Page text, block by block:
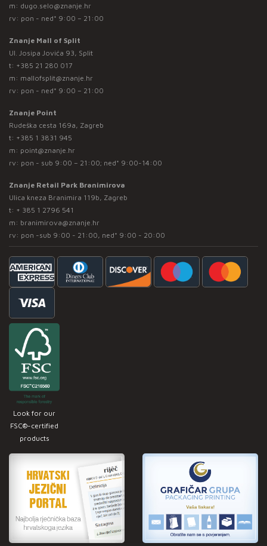
m: dugo.selo@znanje.hr
rv: pon - ned* 9:00 – 21:00
Znanje Mall of Split
Ul. Josipa Jovića 93, Split
t: +385 21 280 017
m: mallofsplit@znanje.hr
rv: pon - ned* 9:00 – 21:00
Znanje Point
Rudeška cesta 169a, Zagreb
t: +385 1 3831 945
m: point@znanje.hr
rv: pon - sub 9:00 – 21:00; ned* 9:00-14:00
Znanje Retail Park Branimirova
Ulica kneza Branimira 119b, Zagreb
t: + 385 1 2796 541
m: branimirova@znanje.hr
rv: pon -sub 9:00 - 21:00, ned* 9:00 - 20:00
Look for our
FSC®-certified
products